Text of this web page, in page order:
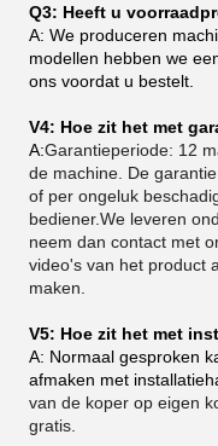
Q3: Heeft u
A: We produceren
modellen hebben we
ons voordat u bestelt.
V4: Hoe zit het met
A:Garantieperiode: 12
de machine. De
of per ongeluk
bediener.We leveren
neem dan contact met
video's van het product
maken.
V5: Hoe zit het met
A: Normaal gesproken
afmaken met
van de koper op eigen
gratis.